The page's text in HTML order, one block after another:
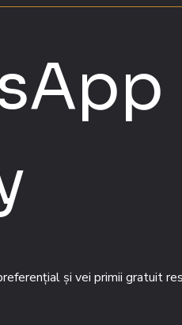
și vei primii gratuit